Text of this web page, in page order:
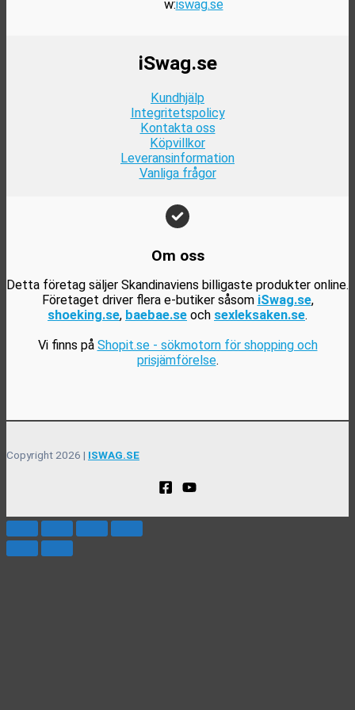
w:iswag.se
iSwag.se
Kundhjälp
Integritetspolicy
Kontakta oss
Köpvillkor
Leveransinformation
Vanliga frågor
Om oss
Detta företag säljer Skandinaviens billigaste produkter online.
Företaget driver flera e-butiker såsom iSwag.se,
shoeking.se, baebae.se och sexleksaken.se.
Vi finns på Shopit.se - sökmotorn för shopping och
prisjämförelse.
Copyright 2026 | ISWAG.SE